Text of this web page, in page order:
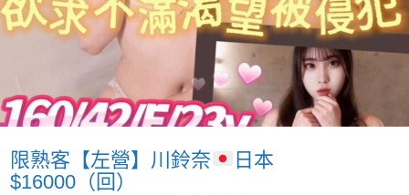
限熟客【左營】川鈴奈
日本
$16000（回）